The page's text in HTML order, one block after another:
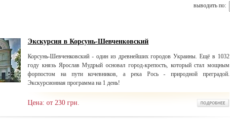
выводить по:
Экскурсия в Корсунь-Шевченковский
Корсунь-Шевченковский - один из древнейших городов Украины. Ещё в 1032
году князь Ярослав Мудрый основал город-крепость, который стал мощным
форпостом на пути кочевников, а река Рось - природной преградой.
Экскурсионная программа на 1 день!
Цена: от 230 грн.